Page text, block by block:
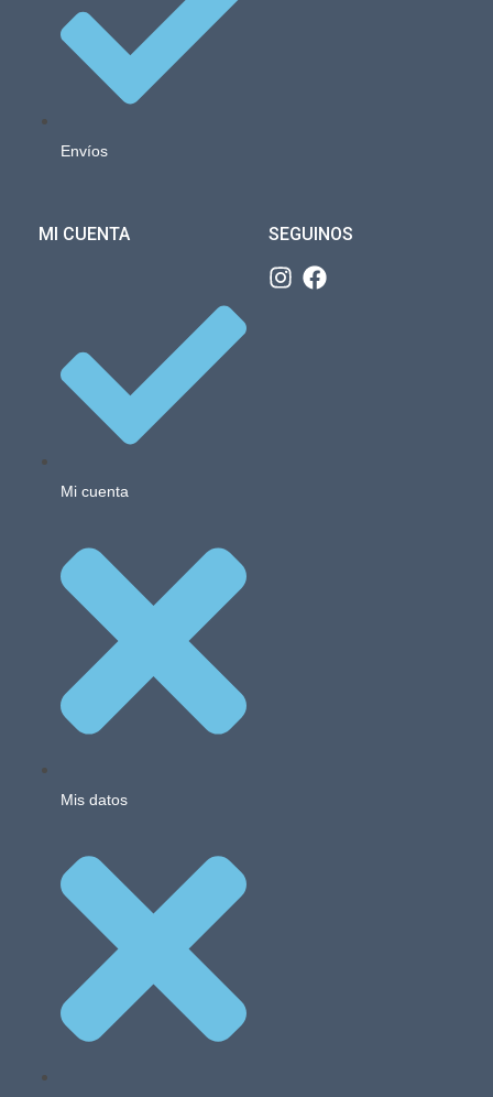
Envíos
MI CUENTA
Mi cuenta
Mis datos
SEGUINOS